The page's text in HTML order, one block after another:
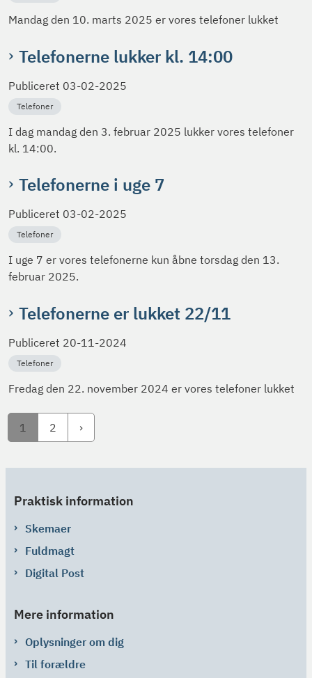
Mandag den 10. marts 2025 er vores telefoner lukket
Telefonerne lukker kl. 14:00
Publiceret 03-02-2025
Telefoner
I dag mandag den 3. februar 2025 lukker vores telefoner
kl. 14:00.
Telefonerne i uge 7
Publiceret 03-02-2025
Telefoner
I uge 7 er vores telefonerne kun åbne torsdag den 13.
februar 2025.
Telefonerne er lukket 22/11
Publiceret 20-11-2024
Telefoner
Fredag den 22. november 2024 er vores telefoner lukket
1 2
Praktisk information
Skemaer
Fuldmagt
Digital Post
Mere information
Oplysninger om dig
Til forældre